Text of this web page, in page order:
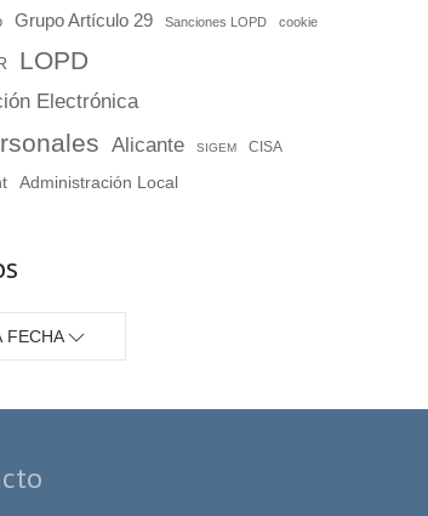
Grupo Artículo 29 Sanciones LOPD cookie
LOPD
Electrónica
Alicante SIGEM CISA
Administración Local
FECHA